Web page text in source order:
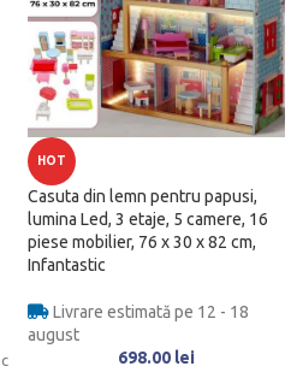
HOT
Casuta din lemn pentru papusi,
lumina Led, 3 etaje, 5 camere, 16
piese mobilier, 76 x 30 x 82 cm,
Infantastic
Livrare estimată pe 12 - 18
august
698.00 lei